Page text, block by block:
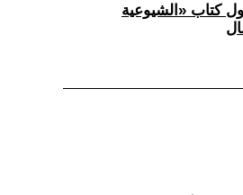
كتاب «الشيوعية